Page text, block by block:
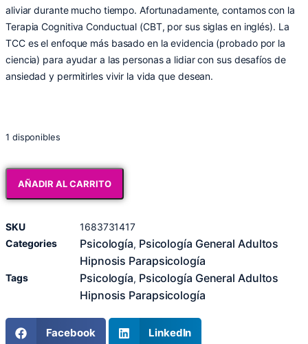
aliviar durante mucho tiempo. Afortunadamente, contamos con la
Terapia Cognitiva Conductual (CBT, por sus siglas en inglés). La
TCC es el enfoque más basado en la evidencia (probado por la
ciencia) para ayudar a las personas a lidiar con sus desafíos de
ansiedad y permitirles vivir la vida que desean.
1 disponibles
AÑADIR AL CARRITO
SKU
1683731417
Categories
Psicología, Psicología General Adultos
Hipnosis Parapsicología
Tags Psicología, Psicología General Adultos
Hipnosis Parapsicología
Facebook LinkedIn